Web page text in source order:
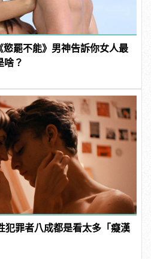
罷不能》男神告訴你女人最
？
犯罪者八成都是看太多「癡漢